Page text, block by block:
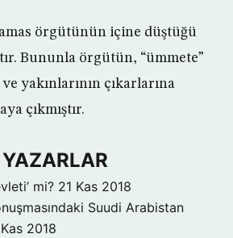
örgütünün içine düştüğü
Bununla örgütün, “ümmete”
yakınlarının çıkarlarına
çıkmıştır.
mi? 21 Kas 2018
Suudi Arabistan
2018